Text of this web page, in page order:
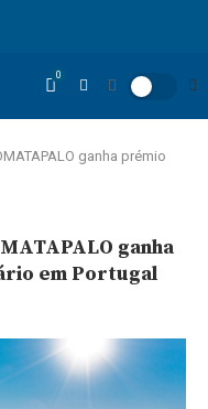
0
ganha prémio
ganha
em Portugal